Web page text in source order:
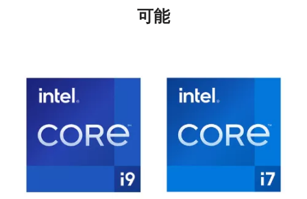
可能